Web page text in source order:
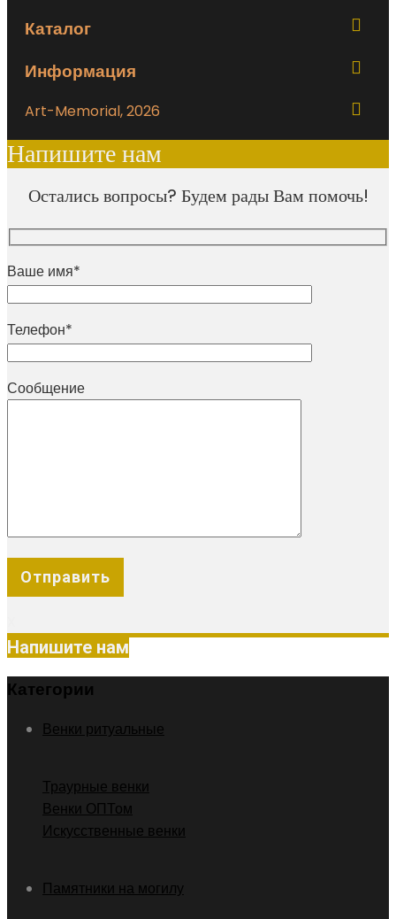
Каталог
Информация
Art-Memorial, 2026
Напишите нам
Остались вопросы? Будем рады Вам помочь!
Ваше имя*
Телефон*
Сообщение
Напишите нам
Категории
Венки ритуальные
Траурные венки
Венки ОПТом
Искусственные венки
Памятники на могилу